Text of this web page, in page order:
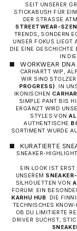
SEIT UNSERER
STICKABUSH FÜR
DER STRASSE
STREETWEAR-
TRENDS, SONDERN
UNSER FOKUS LIEGT
DIE EINE GESCHICHTE
N DIE
WORKWEAR
CARHARTT WIP,
WIR SIND
PROGRESS)
. IN
IKONISCHEN
SIMPLE PANT BIS
ERGÄNZT WIRD
STYLES VON
AUTHENTISCHE
SORTIMENT WURDE
KURATIERTE
SNEAKER-
EIN LOOK IST
UNSEREM
SILHOUETTEN VON
FORUM. EIN
KARHU HUB: DIE
TECHNISCHES
OB DU LIMITIERTE
DRIVER SUCHST,